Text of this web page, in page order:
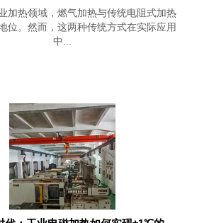
加热领域，燃气加热与传统电阻式加热
位。然而，这两种传统方式在实际应用
中...